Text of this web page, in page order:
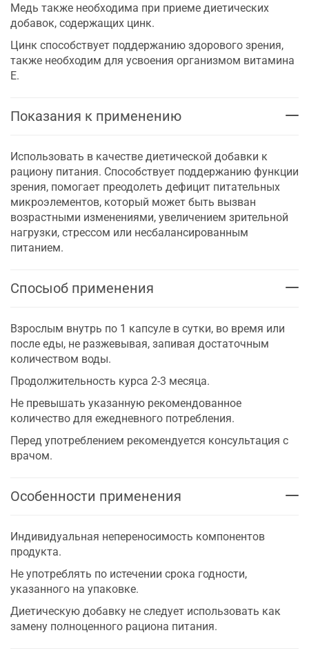
Медь также необходима при приеме диетических
добавок, содержащих цинк.
Цинк способствует поддержанию здорового зрения,
также необходим для усвоения организмом витамина
Е.
Показания к применению
Использовать в качестве диетической добавки к
рациону питания. Способствует поддержанию функции
зрения, помогает преодолеть дефицит питательных
микроэлементов, который может быть вызван
возрастными изменениями, увеличением зрительной
нагрузки, стрессом или несбалансированным
питанием.
Спосыоб применения
Взрослым внутрь по 1 капсуле в сутки, во время или
после еды, не разжевывая, запивая достаточным
количеством воды.
Продолжительность курса 2-3 месяца.
Не превышать указанную рекомендованное
количество для ежедневного потребления.
Перед употреблением рекомендуется консультация с
врачом.
Особенности применения
Индивидуальная непереносимость компонентов
продукта.
Не употреблять по истечении срока годности,
указанного на упаковке.
Диетическую добавку не следует использовать как
замену полноценного рациона питания.